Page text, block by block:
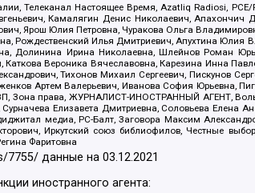
Телеканал Настоящее Время, Azatliq Radiosi,
Камалягин Денис Николаевич,
Ярош Юлия Петровна, Чуракова Ольга
Рождественский Илья Дмитриевич, Апухтина Юлия
Долинина Ирина Николаевна, Шлейнов Роман
Каткова Вероника Вячеславовна, Карезина Инна
Тихонов Михаил Сергеевич, Пискунов
Артем Валерьевич, Иванова София Юрьевна,
Зона права, ЖУРНАЛИСТ-ИНОСТРАННЫЙ АГЕНТ,
Елизавета Дмитриевна, Соловьева
медиа, РС-Балт, Заговора Максим
Иркутский союз библиофилов, Честные
Фаритовна
7755/ данные на03.12.2021
иностранного агента: